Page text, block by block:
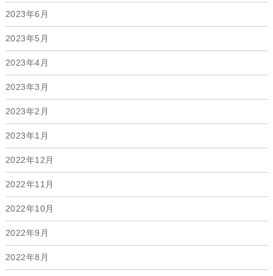
2023年6月
2023年5月
2023年4月
2023年3月
2023年2月
2023年1月
2022年12月
2022年11月
2022年10月
2022年9月
2022年8月